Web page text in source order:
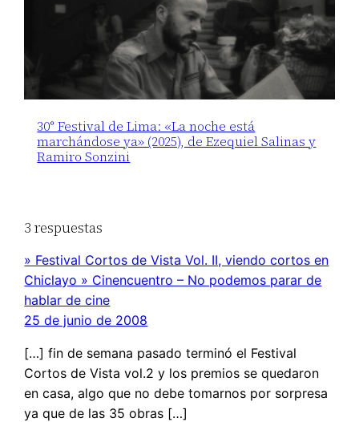
30° Festival de Lima: «La noche está
marchándose ya» (2025), de Ezequiel Salinas y
Ramiro Sonzini
3 respuestas
» Festival Cortos de Vista Vol. II, viendo cortos en
Chiclayo » Cinencuentro – No podemos parar de
hablar de cine
25 de junio de 2008
[…] fin de semana pasado terminó el Festival
Cortos de Vista vol.2 y los premios se quedaron
en casa, algo que no debe tomarnos por sorpresa
ya que de las 35 obras […]